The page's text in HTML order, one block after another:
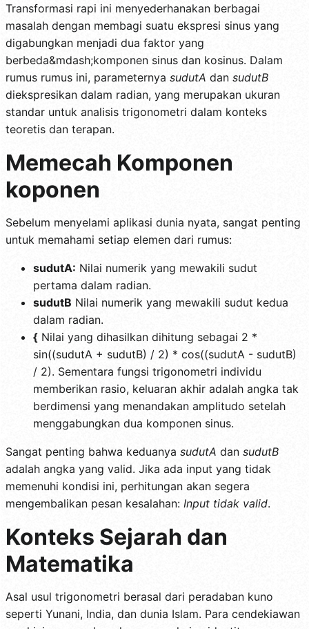
Transformasi rapi ini menyederhanakan berbagai
masalah dengan membagi suatu ekspresi sinus yang
digabungkan menjadi dua faktor yang
berbeda&mdash;komponen sinus dan kosinus. Dalam
rumus rumus ini, parameternya sudutA dan sudutB
diekspresikan dalam radian, yang merupakan ukuran
standar untuk analisis trigonometri dalam konteks
teoretis dan terapan.
Memecah Komponen
koponen
Sebelum menyelami aplikasi dunia nyata, sangat penting
untuk memahami setiap elemen dari rumus:
sudutA: Nilai numerik yang mewakili sudut
pertama dalam radian.
sudutB Nilai numerik yang mewakili sudut kedua
dalam radian.
{ Nilai yang dihasilkan dihitung sebagai 2 *
sin((sudutA + sudutB) / 2) * cos((sudutA - sudutB)
/ 2). Sementara fungsi trigonometri individu
memberikan rasio, keluaran akhir adalah angka tak
berdimensi yang menandakan amplitudo setelah
menggabungkan dua komponen sinus.
Sangat penting bahwa keduanya sudutA dan sudutB
adalah angka yang valid. Jika ada input yang tidak
memenuhi kondisi ini, perhitungan akan segera
mengembalikan pesan kesalahan: Input tidak valid.
Konteks Sejarah dan
Matematika
Asal usul trigonometri berasal dari peradaban kuno
seperti Yunani, India, dan dunia Islam. Para cendekiawan